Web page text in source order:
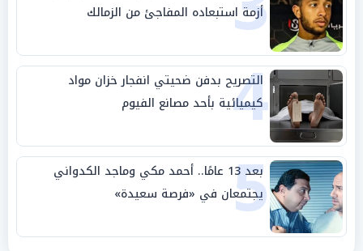
أزمة استبعاده المفاجئ من الزمالك
4
التصريح بدفن ضحيتي انفجار خزان مواد
كيميائية بأحد مصانع الفيوم
5 بعد 13 عامًا.. أحمد مكي وماجد الكدواني
يجتمعان في «فرصة سعيدة»